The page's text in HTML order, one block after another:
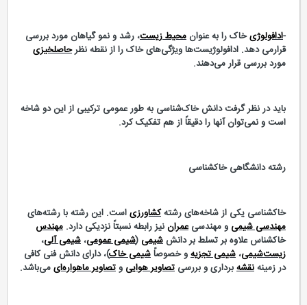
ادافولوژیخاک را به عنوانمحیط زیست، رشد و نمو گیاهان مورد بررسی
قرارمی دهد. ادافولوژیست‌ها ویژگی‌های خاک را از نقطه نظرحاصلخیزی
مورد بررسی قرار می‌‌دهند.
باید در نظر گرفت دانش خاک‌شناسی به طور عمومی ترکیبی از این دو شاخه
است و نمی‌توان آنها را دقیقاً از هم تفکیک کرد.
رشته دانشگاهی خاکشناسی
خاکشناسی یکی از شاخه‌های رشتهکشاورزیاست. این رشته با رشته‌های
مهندسی شیمیو مهندسیعمراننیز رابطه نسبتاً نزدیکی دارد.مهندس
خاکشناس علاوه بر تسلط بر دانششیمی(شیمی عمومی،شیمی آلی،
زیست‌شیمی،شیمی تجزیهو خصوصاًشیمی خاک)، دارای دانش فنی کافی
در زمینهنقشهبرداری و بررسیتصاویر هواییو تصاویر ماهواره‌ایمی‌‌باشد.